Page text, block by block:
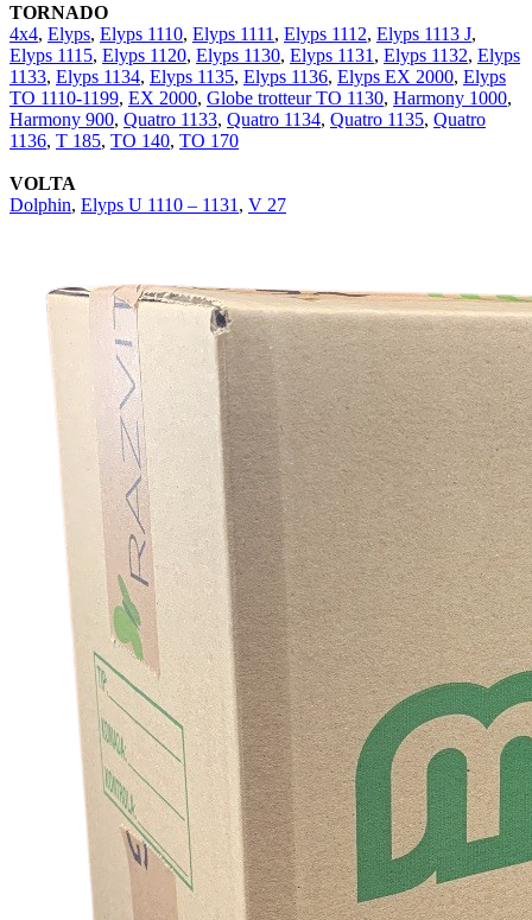
TORNADO
4x4, Elyps, Elyps 1110, Elyps 1111 , Elyps 1112, Elyps 1113 J,
Elyps 1115, Elyps 1120, Elyps 1130, Elyps 1131 , Elyps 1132, Elyps
1133, Elyps 1134, Elyps 1135, Elyps 1136, Elyps EX 2000, Elyps
TO 1110-1199, EX 2000, Globe trotteur TO 1130, Harmony 1000,
Harmony 900, Quatro 1133, Quatro 1134, Quatro 1135, Quatro
1136, T 185, TO 140, TO 170
VOLTA
Dolphin, Elyps U 1110 – 1131 , V 27